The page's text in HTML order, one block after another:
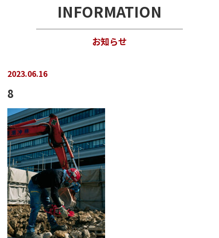
INFORMATION
お知らせ
2023.06.16
8